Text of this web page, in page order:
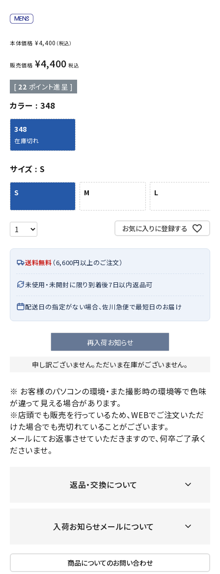
本体価格 ¥4,400 （税込）
販売価格 ¥4,400 税込
[ 22 ポイント進呈 ]
カラー 348
348
在庫切れ
サイズ S
S M L
お気に入りに登録する
送料無料 （6,600円以上のご注文）
未使用・未開封に限り到着後7日以内返品可
配送日の指定がない場合、佐川急便で最短日のお届け
再入荷お知らせ
申し訳ございません。ただいま在庫がございません。
※ お客様のパソコンの環境・また撮影時の環境等で色味
が違って見える場合があります。
※店頭でも販売を行っているため、WEBでご注文いただ
けた場合でも売切れていることがございます。
メールにてお返事させていただきますので、何卒ご了承く
ださいませ。
返品・交換について
入荷お知らせメールについて
商品についてのお問い合わせ